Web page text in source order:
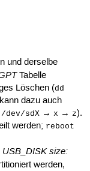
und derselbe
Tabelle
Löschen (dd
dazu auch
dev/sdX →x → z).
werden; reboot
size:
werden,